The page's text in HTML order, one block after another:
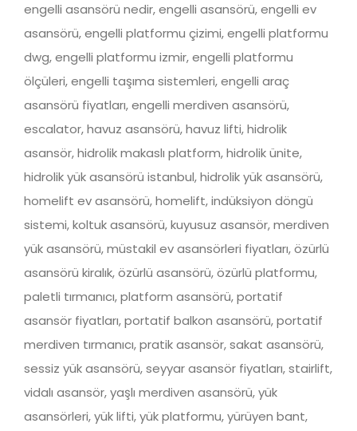
engelli asansörü nedir, engelli asansörü, engelli ev
asansörü, engelli platformu çizimi, engelli platformu
dwg, engelli platformu izmir, engelli platformu
ölçüleri, engelli taşıma sistemleri, engelli araç
asansörü fiyatları, engelli merdiven asansörü,
escalator, havuz asansörü, havuz lifti, hidrolik
asansör, hidrolik makaslı platform, hidrolik ünite,
hidrolik yük asansörü istanbul, hidrolik yük asansörü,
homelift ev asansörü, homelift, indüksiyon döngü
sistemi, koltuk asansörü, kuyusuz asansör, merdiven
yük asansörü, müstakil ev asansörleri fiyatları, özürlü
asansörü kiralık, özürlü asansörü, özürlü platformu,
paletli tırmanıcı, platform asansörü, portatif
asansör fiyatları, portatif balkon asansörü, portatif
merdiven tırmanıcı, pratik asansör, sakat asansörü,
sessiz yük asansörü, seyyar asansör fiyatları, stairlift,
vidalı asansör, yaşlı merdiven asansörü, yük
asansörleri, yük lifti, yük platformu, yürüyen bant,